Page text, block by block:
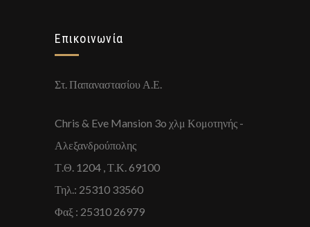
Επικοινωνία
Στ. Παπαναστασίου Α.Ε.
Chris & Eve Mansion 3o χλμ Κομοτηνής -
Αλεξανδρούπολης
Τ.Θ. 1204 , Τ.Κ. 69100
Τηλ.: 25310 33560
Φαξ : 25310 26979